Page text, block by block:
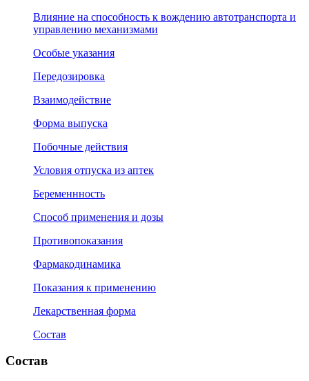
Влияние на способность к вождению автотранспорта и
управлению механизмами
Особые указания
Передозировка
Взаимодействие
Форма выпуска
Побочные действия
Условия отпуска из аптек
Беременнность
Способ применения и дозы
Противопоказания
Фармакодинамика
Показания к применению
Лекарственная форма
Состав
Состав